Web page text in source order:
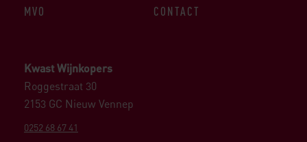
Kwast Wijnkopers
Roggestraat 30
2153 GC Nieuw Vennep
0252 68 67 41
MVO
CONTACT